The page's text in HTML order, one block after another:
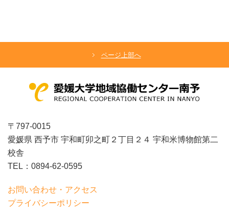
ページ上部へ
〒797-0015
愛媛県 西予市 宇和町卯之町２丁目２４ 宇和米博物館第二
校舎
TEL：0894-62-0595
お問い合わせ・アクセス
プライバシーポリシー